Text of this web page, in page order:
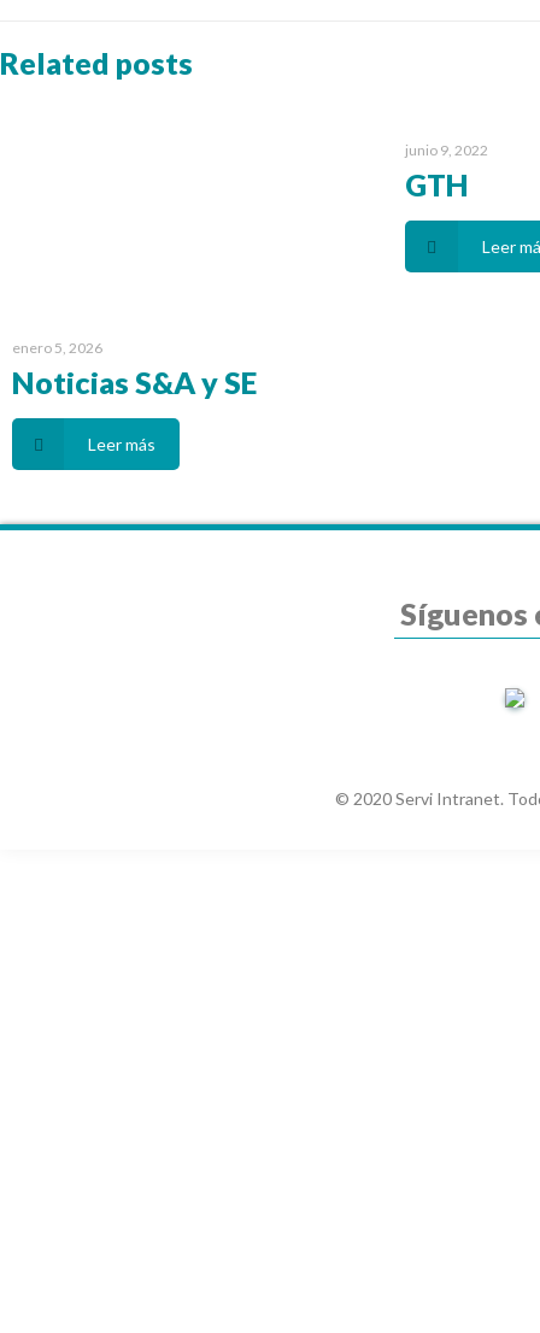
Related posts
enero 5, 2026
Noticias S&A y SE
Leer más
junio 9, 2022
GTH
Leer
Síguenos
© 2020 Servi Intranet.